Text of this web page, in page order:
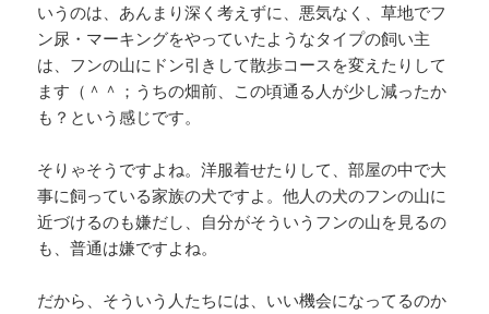
いうのは、あんまり深く考えずに、悪気なく、草地でフ
ン尿・マーキングをやっていたようなタイプの飼い主
は、フンの山にドン引きして散歩コースを変えたりして
ます（＾＾；うちの畑前、この頃通る人が少し減ったか
も？という感じです。
そりゃそうですよね。洋服着せたりして、部屋の中で大
事に飼っている家族の犬ですよ。他人の犬のフンの山に
近づけるのも嫌だし、自分がそういうフンの山を見るの
も、普通は嫌ですよね。
だから、そういう人たちには、いい機会になってるのか